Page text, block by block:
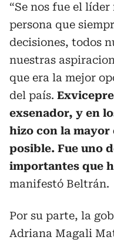
“Se nos fue el
persona que
decisiones, todos
nuestras
que era la mejor
del país.
exsenador, y en
hizo con la
posible. Fue uno
importantes que
manifestó Beltrán.
Por su parte, la
Adriana Magali